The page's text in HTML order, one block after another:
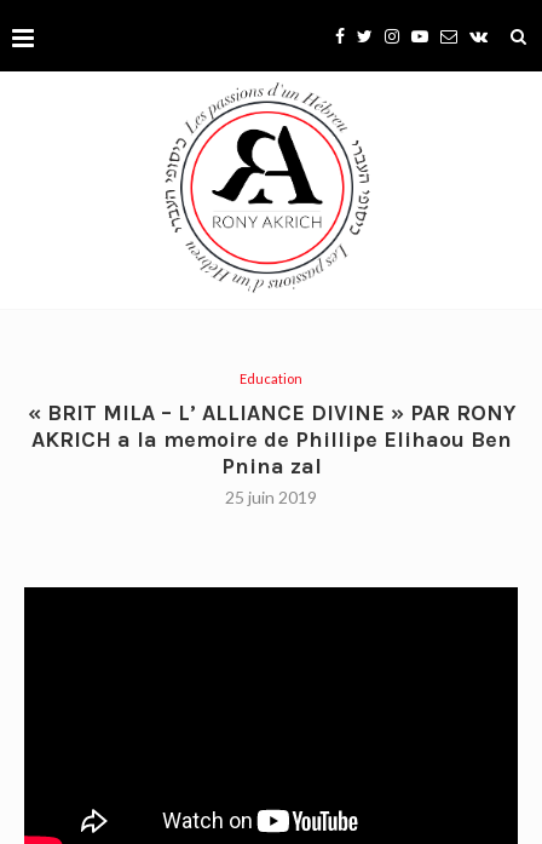
Education
« BRIT MILA – L’ ALLIANCE DIVINE » PAR RONY
AKRICH a la memoire de Phillipe Elihaou Ben
Pnina zal
25 juin 2019